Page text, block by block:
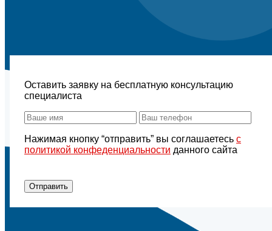
Оставить заявку на бесплатную консультацию
специалиста
Нажимая кнопку “отправить” вы соглашаетесь с
политикой конфеденциальности данного сайта
Отправить